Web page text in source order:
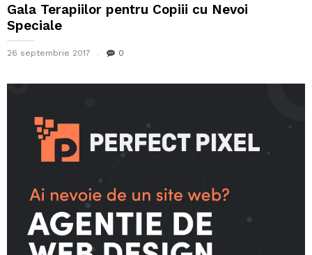
Gala Terapiilor pentru Copiii cu Nevoi
Speciale
26 septembrie 2017 0